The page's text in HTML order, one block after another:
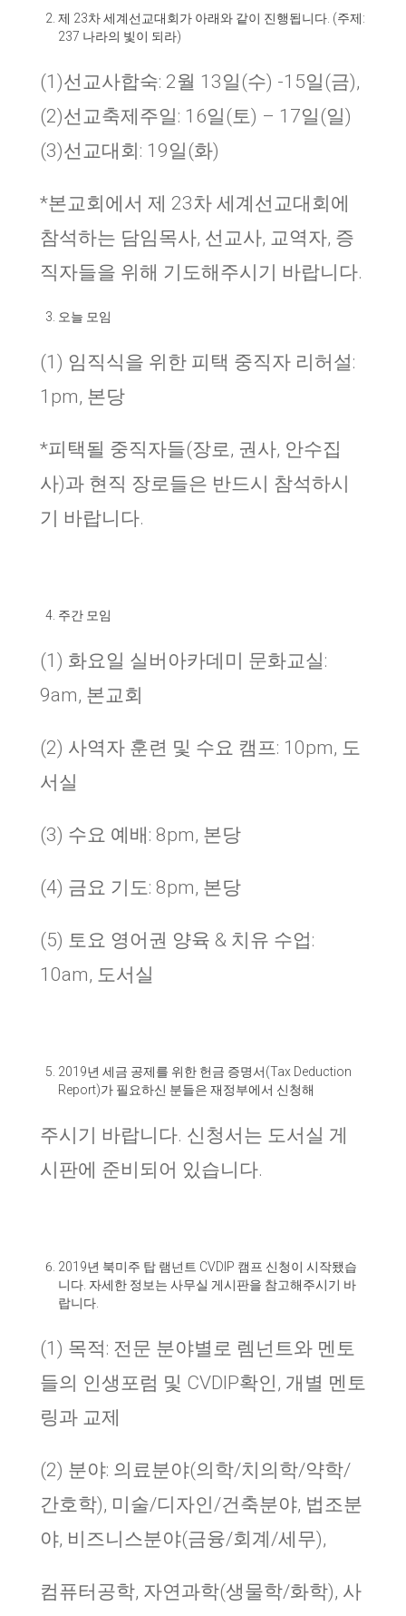
제 23차 세계선교대회가 아래와 같이 진행됩니다 . (주제:
237 나라의 빛이 되라)
(1)선교사합숙: 2월 13일(수) -15일(금),
(2)선교축제주일: 16일(토) – 17일(일)
(3)선교대회: 19일(화)
*본교회에서 제 23차 세계선교대회에
참석하는 담임목사, 선교사, 교역자, 증
직자들을 위해 기도해주시기 바랍니다.
오늘 모임
(1) 임직식을 위한 피택 중직자 리허설:
1pm, 본당
*피택될 중직자들(장로, 권사, 안수집
사)과 현직 장로들은 반드시 참석하시
기 바랍니다.
주간 모임
(1) 화요일 실버아카데미 문화교실:
9am, 본교회
(2) 사역자 훈련 및 수요 캠프: 10pm, 도
서실
(3) 수요 예배: 8pm, 본당
(4) 금요 기도: 8pm, 본당
(5) 토요 영어권 양육 & 치유 수업:
10am, 도서실
2019년 세금 공제를 위한 헌금 증명서(Tax Deduction
Report)가 필요하신 분들은 재정부에서 신청해
주시기 바랍니다. 신청서는 도서실 게
시판에 준비되어 있습니다.
2019년 북미주 탑 램넌트 CVDIP 캠프 신청이 시작됐습
니다 자세한 정보는 사무실 게시판을 참고해주시기 바
랍니다
(1) 목적: 전문 분야별로 렘넌트와 멘토
들의 인생포럼 및 CVDIP확인, 개별 멘토
링과 교제
(2) 분야: 의료분야(의학/치의학/약학/
간호학), 미술/디자인/건축분야, 법조분
야, 비즈니스분야(금융/회계/세무),
컴퓨터공학, 자연과학(생물학/화학), 사